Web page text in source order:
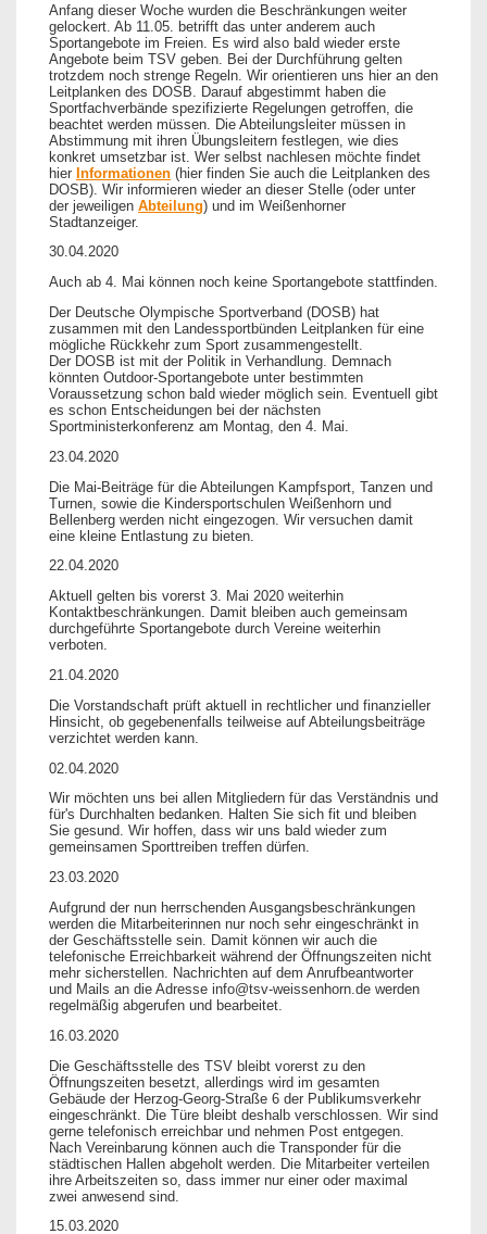
Anfang dieser Woche wurden die Beschränkungen weiter
gelockert. Ab 11.05. betrifft das unter anderem auch
Sportangebote im Freien. Es wird also bald wieder erste
Angebote beim TSV geben. Bei der Durchführung gelten
trotzdem noch strenge Regeln. Wir orientieren uns hier an den
Leitplanken des DOSB. Darauf abgestimmt haben die
Sportfachverbände spezifizierte Regelungen getroffen, die
beachtet werden müssen. Die Abteilungsleiter müssen in
Abstimmung mit ihren Übungsleitern festlegen, wie dies
konkret umsetzbar ist. Wer selbst nachlesen möchte findet
hier Informationen (hier finden Sie auch die Leitplanken des
DOSB). Wir informieren wieder an dieser Stelle (oder unter
der jeweiligen Abteilung) und im Weißenhorner
Stadtanzeiger.
30.04.2020
Auch ab 4. Mai können noch keine Sportangebote stattfinden.
Der Deutsche Olympische Sportverband (DOSB) hat
zusammen mit den Landessportbünden Leitplanken für eine
mögliche Rückkehr zum Sport zusammengestellt.
Der DOSB ist mit der Politik in Verhandlung. Demnach
könnten Outdoor-Sportangebote unter bestimmten
Voraussetzung schon bald wieder möglich sein. Eventuell gibt
es schon Entscheidungen bei der nächsten
Sportministerkonferenz am Montag, den 4. Mai.
23.04.2020
Die Mai-Beiträge für die Abteilungen Kampfsport, Tanzen und
Turnen, sowie die Kindersportschulen Weißenhorn und
Bellenberg werden nicht eingezogen. Wir versuchen damit
eine kleine Entlastung zu bieten.
22.04.2020
Aktuell gelten bis vorerst 3. Mai 2020 weiterhin
Kontaktbeschränkungen. Damit bleiben auch gemeinsam
durchgeführte Sportangebote durch Vereine weiterhin
verboten.
21.04.2020
Die Vorstandschaft prüft aktuell in rechtlicher und finanzieller
Hinsicht, ob gegebenenfalls teilweise auf Abteilungsbeiträge
verzichtet werden kann.
02.04.2020
Wir möchten uns bei allen Mitgliedern für das Verständnis und
für's Durchhalten bedanken. Halten Sie sich fit und bleiben
Sie gesund. Wir hoffen, dass wir uns bald wieder zum
gemeinsamen Sporttreiben treffen dürfen.
23.03.2020
Aufgrund der nun herrschenden Ausgangsbeschränkungen
werden die Mitarbeiterinnen nur noch sehr eingeschränkt in
der Geschäftsstelle sein. Damit können wir auch die
telefonische Erreichbarkeit während der Öffnungszeiten nicht
mehr sicherstellen. Nachrichten auf dem Anrufbeantworter
und Mails an die Adresse info@tsv-weissenhorn.de werden
regelmäßig abgerufen und bearbeitet.
16.03.2020
Die Geschäftsstelle des TSV bleibt vorerst zu den
Öffnungszeiten besetzt, allerdings wird im gesamten
Gebäude der Herzog-Georg-Straße 6 der Publikumsverkehr
eingeschränkt. Die Türe bleibt deshalb verschlossen. Wir sind
gerne telefonisch erreichbar und nehmen Post entgegen.
Nach Vereinbarung können auch die Transponder für die
städtischen Hallen abgeholt werden. Die Mitarbeiter verteilen
ihre Arbeitszeiten so, dass immer nur einer oder maximal
zwei anwesend sind.
15.03.2020